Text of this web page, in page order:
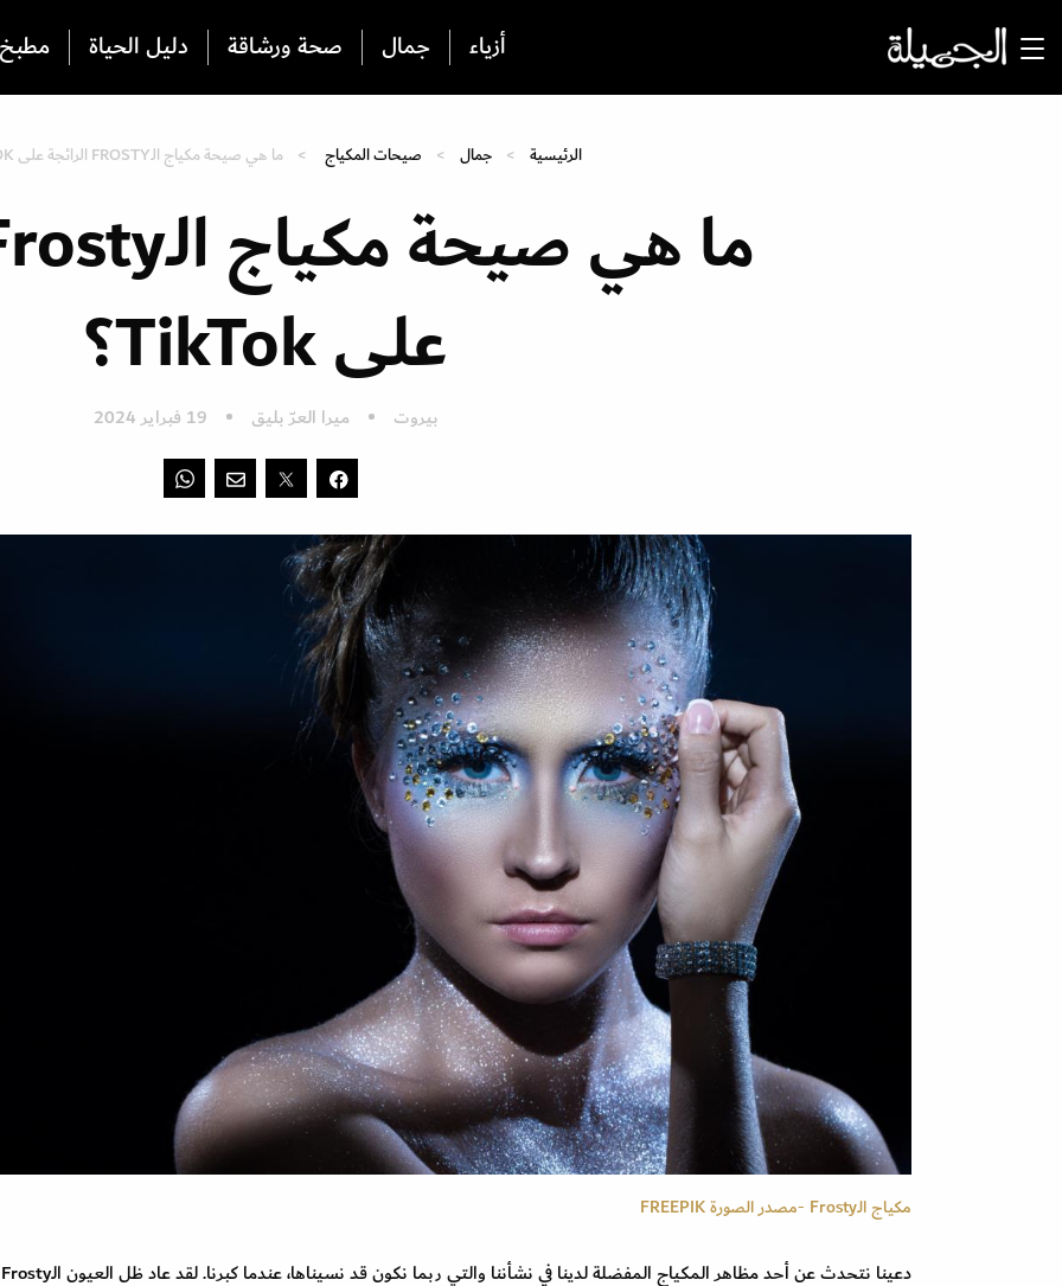
أزياء جمال صحة ورشاقة دليل الحياة مطبخ
الرئيسية جمال صيحات المكياج ما هي صيحة مكياج الـFROSTY الرائجة على TIKTOK؟
على TikTok؟
بيروت ميرا العرّ بليق 19 فبراير 2024
مكياج الـFrosty -مصدر الصورة FREEPIK